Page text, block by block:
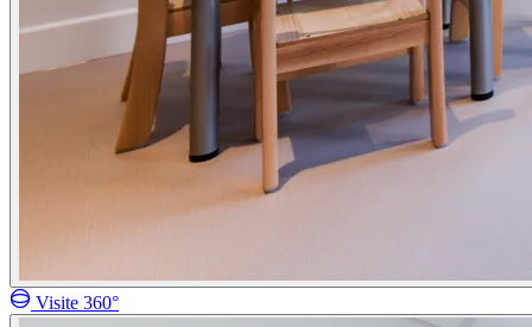
Visite 360°